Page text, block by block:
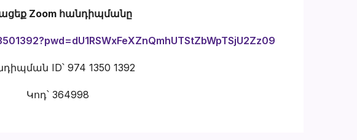
Zoom հանդիպմանը
ID՝ 974 1350 1392
Կոդ՝ 364998